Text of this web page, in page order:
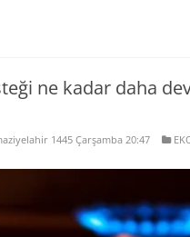
ne kadar daha
1445 Çarşamba 20:47